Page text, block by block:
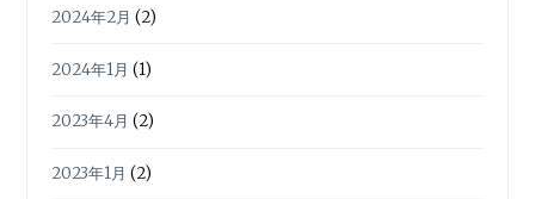
2024年2月 (2)
2024年1月 (1)
2023年4月 (2)
2023年1月 (2)